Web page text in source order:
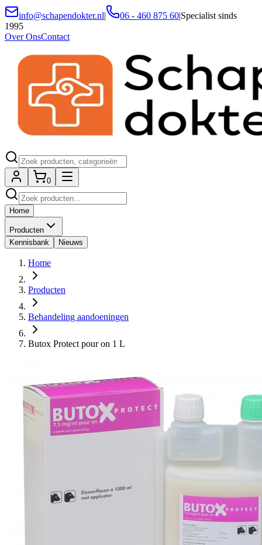
info@schapendokter.nl| 06 - 460 875 60|Specialist sinds
1995
Over OnsContact
0
Home
Producten
Kennisbank
Nieuws
Home
Producten
Behandeling aandoeningen
Butox Protect pour on 1 L